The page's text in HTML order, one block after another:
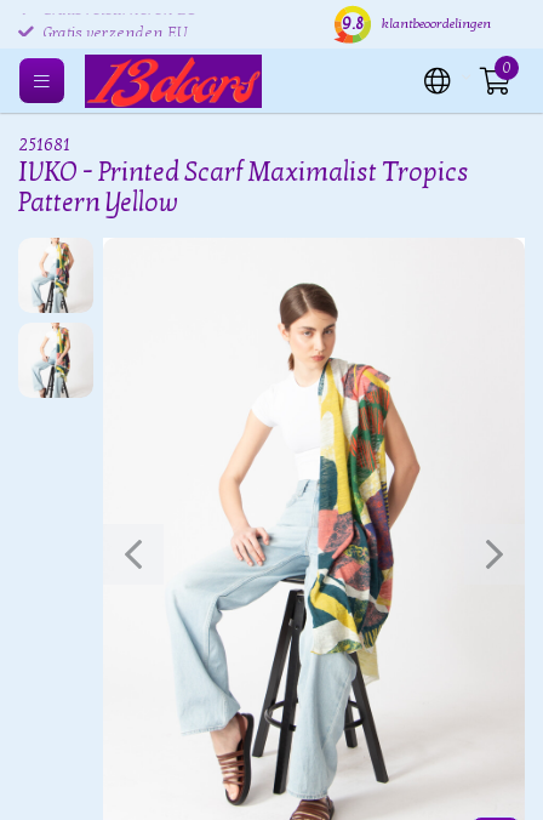
Gratis retourneren EU Verzending binnen 24 uur
9.8 klantbeoordelingen
0
251681
IVKO - Printed Scarf Maximalist Tropics
Pattern Yellow